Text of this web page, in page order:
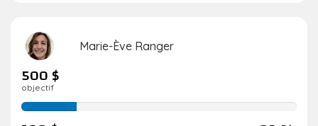
Marie-Ève Ranger
500 $
objectif